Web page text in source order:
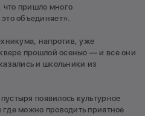
что пришло много
объединяет».
напротив, уже
прошлой осенью — и все они
и школьники из
появилось культурное
где можно проводить приятное